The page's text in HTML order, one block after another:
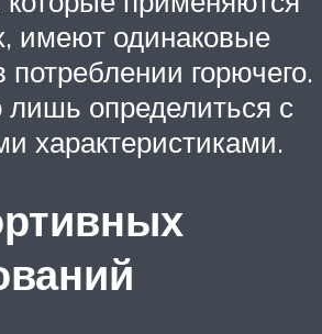
имеют одинаковые
горючего.
определиться с
характеристиками.